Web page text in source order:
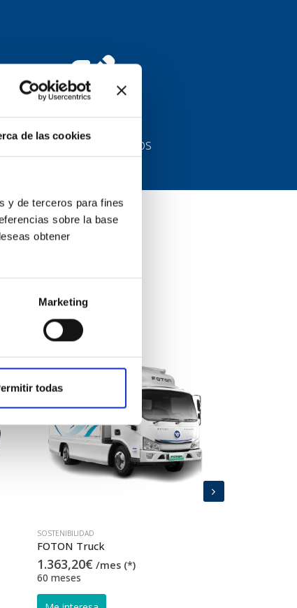
de las cookies
y de terceros para fines
sobre la base
obtener
Marketing
todas
+1
Número de activos
SOSTENIBILIDAD
FOTON Truck
1.363,20€ /mes (*)
60 meses